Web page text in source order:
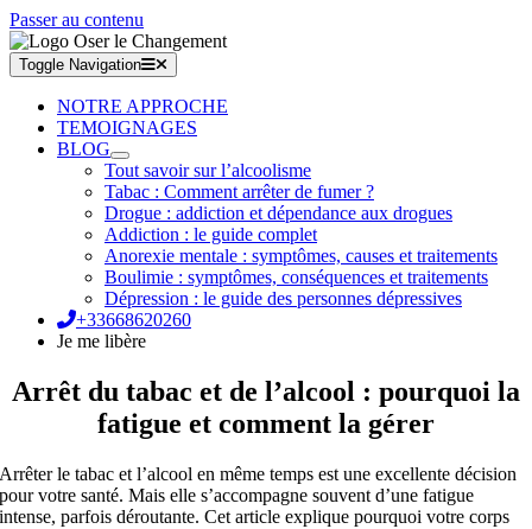
Passer au contenu
Toggle Navigation
NOTRE APPROCHE
TEMOIGNAGES
BLOG
Tout savoir sur l’alcoolisme
Tabac : Comment arrêter de fumer ?
Drogue : addiction et dépendance aux drogues
Addiction : le guide complet
Anorexie mentale : symptômes, causes et traitements
Boulimie : symptômes, conséquences et traitements
Dépression : le guide des personnes dépressives
+33668620260
Je me libère
Arrêt du tabac et de l’alcool : pourquoi la
fatigue et comment la gérer
Arrêter le tabac et l’alcool en même temps est une excellente décision
pour votre santé. Mais elle s’accompagne souvent d’une fatigue
intense, parfois déroutante. Cet article explique pourquoi votre corps